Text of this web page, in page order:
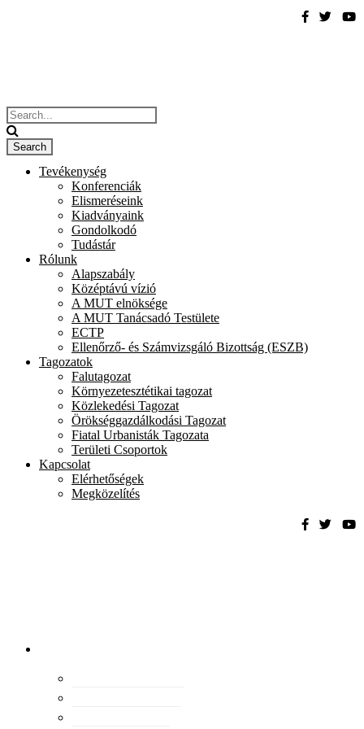
Tevékenység
Konferenciák
Elismeréseink
Kiadványaink
Gondolkodó
Tudástár
Rólunk
Alapszabály
Középtávú vízió
A MUT elnöksége
A MUT Tanácsadó Testülete
ECTP
Ellenőrző- és Számvizsgáló Bizottság (ESZB)
Tagozatok
Falutagozat
Környezetesztétikai tagozat
Közlekedési Tagozat
Örökséggazdálkodási Tagozat
Fiatal Urbanisták Tagozata
Területi Csoportok
Kapcsolat
Elérhetőségek
Megközelítés